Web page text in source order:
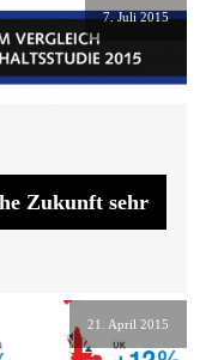
7. Juli 2015
Zukunft sehr
21. April 2015